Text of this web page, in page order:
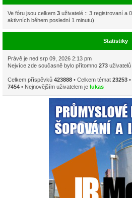
Ve fóru jsou celkem 3 uživatelé :: 3 registrovaní a
aktivních během poslední 1 minutu)
Statistiky
Právě je ned srp 09, 2026 2:13 pm
Nejvíce zde současně bylo přítomno 273
Celkem příspěvků 423888 • Celkem témat 23253
7454 • Nejnovějším uživatelem je lukas